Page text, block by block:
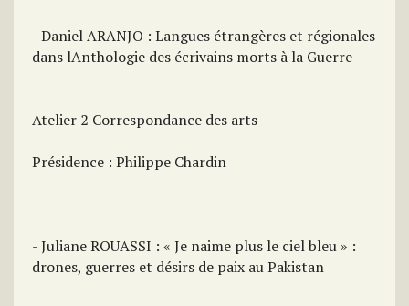
- Daniel ARANJO : Langues étrangères et régionales
dans lAnthologie des écrivains morts à la Guerre
Atelier 2 Correspondance des arts
Présidence : Philippe Chardin
- Juliane ROUASSI : « Je naime plus le ciel bleu » :
drones, guerres et désirs de paix au Pakistan